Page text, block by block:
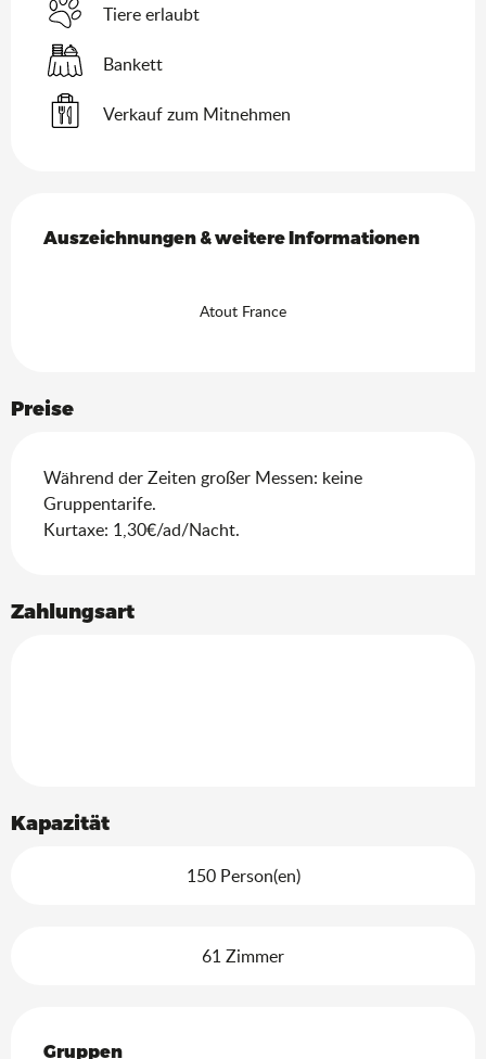
Tiere erlaubt
Bankett
Verkauf zum Mitnehmen
Auszeichnungen & weitere Informationen
Auszeichnungen & weitere Informationen
Atout France
Preise
Während der Zeiten großer Messen: keine
Gruppentarife.
Kurtaxe: 1,30€/ad/Nacht.
Zahlungsart
Kapazität
150 Person(en)
61 Zimmer
Gruppen
Gruppen